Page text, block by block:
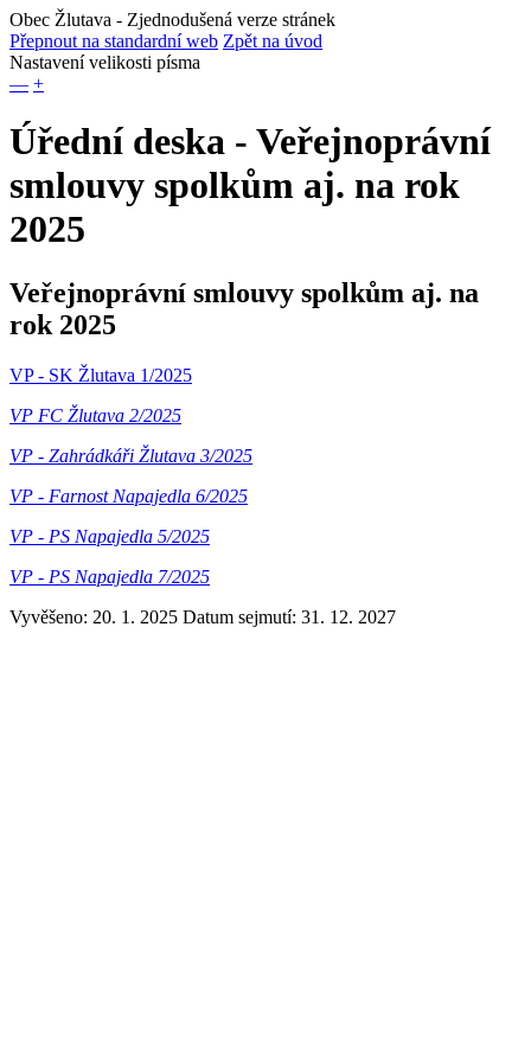
Obec Žlutava - Zjednodušená verze stránek
Přepnout na standardní web Zpět na úvod
Nastavení velikosti písma
— +
Úřední deska - Veřejnoprávní
smlouvy spolkům aj. na rok
2025
Veřejnoprávní smlouvy spolkům aj. na
rok 2025
VP - SK Žlutava 1/2025
VP FC Žlutava 2/2025
VP - Zahrádkáři Žlutava 3/2025
VP - Farnost Napajedla 6/2025
VP - PS Napajedla 5/2025
VP - PS Napajedla 7/2025
Vyvěšeno: 20. 1. 2025 Datum sejmutí: 31. 12. 2027